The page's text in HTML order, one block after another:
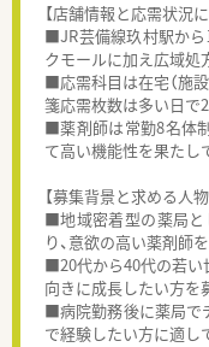
【店舗情報と応需状況
■JR芸備線玖村駅から
クモールに加え広域処
■応需科目は在宅（施設
箋応需枚数は多い日で
■薬剤師は常勤8名体
て高い機能性を果たし
【募集背景と求める人
■地域密着型の薬局と
り、意欲の高い薬剤師
■20代から40代の若い
向きに成長したい方を
■病院勤務後に薬局で
で経験したい方に適し